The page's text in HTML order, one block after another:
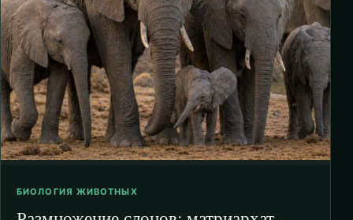
БИОЛОГИЯ ЖИВОТНЫХ